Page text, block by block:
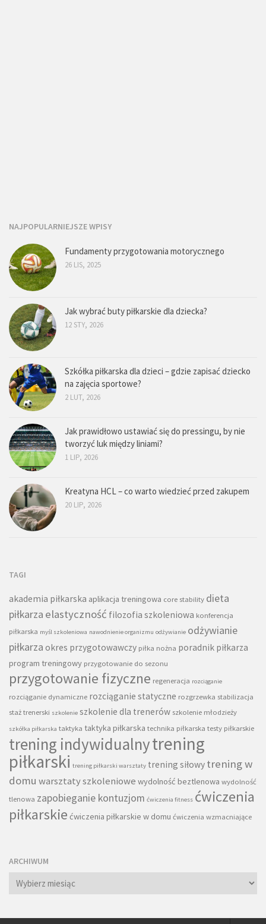
NAJPOPULARNIEJSZE WPISY
Fundamenty przygotowania motorycznego
26 LIS, 2025
Jak wybrać buty piłkarskie dla dziecka?
12 STY, 2026
Szkółka piłkarska dla dzieci – gdzie zapisać dziecko
na zajęcia sportowe?
2 LUT, 2026
Jak prawidłowo ustawiać się do pressingu, by nie
tworzyć luk między liniami?
1 LIP, 2026
Kreatyna HCL – co warto wiedzieć przed zakupem
20 LIP, 2026
TAGI
akademia piłkarska aplikacja treningowa core stability dieta
piłkarza elastyczność filozofia szkoleniowa konferencja
piłkarska myśl szkoleniowa nawodnienie organizmu odżywianie odżywianie
piłkarza okres przygotowawczy piłka nożna poradnik piłkarza
program treningowy przygotowanie do sezonu
przygotowanie fizyczne regeneracja rozciąganie
rozciąganie dynamiczne rozciąganie statyczne rozgrzewka stabilizacja
staż trenerski szkolenie szkolenie dla trenerów szkolenie młodzieży
szkółka piłkarska taktyka taktyka piłkarska technika piłkarska testy piłkarskie
trening indywidualnytrening
piłkarski trening piłkarski warsztaty trening siłowy trening w
domu warsztaty szkoleniowe wydolność beztlenowa wydolność
tlenowa zapobieganie kontuzjom ćwiczenia fitness ćwiczenia
piłkarskie ćwiczenia piłkarskie w domu ćwiczenia wzmacniające
ARCHIWUM
Archiwum